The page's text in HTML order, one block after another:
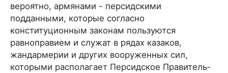
вероятно, армянами - персидскими
подданными, которые согласно
конституционным законам пользуются
равноправием и служат в рядах казаков,
жандармерии и других вооруженных сил,
которыми располагает Персидское Правитель­